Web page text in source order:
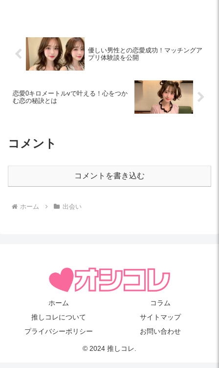
優しい男性との恋愛成功！マッチングア
プリ体験談を公開
恋愛0キロメートルvで叶える！心をつか
む恋の秘訣とは
コメント
コメントを書き込む
ホーム 出会い
ホーム
コラム
推しコレについて
サイトマップ
プライバシーポリシー
お問い合わせ
© 2024 推しコレ.